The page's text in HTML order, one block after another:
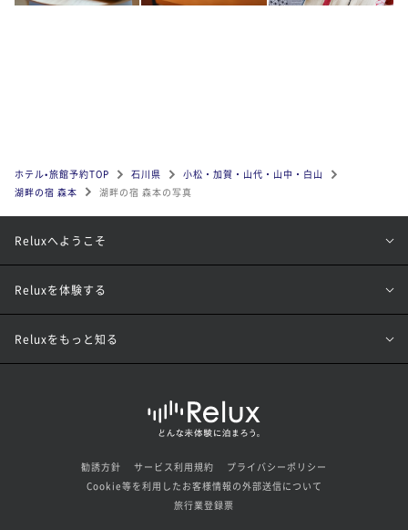
ホテル•旅館予約TOP 石川県
小松・加賀・山代・山中・白山
湖畔の宿 森本
湖畔の宿 森本の写真
Reluxへようこそ
Reluxを体験する
Reluxをもっと知る
勧誘方針 サービス利用規約
プライバシーポリシー
Cookie等を利用したお客様情報の外部送信について
旅行業登録票